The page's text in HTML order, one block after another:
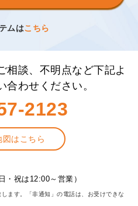
ムはこちら
相談、不明点など下記よ
合わせください。
2123
図はこちら
・祝は12:00～営業）
ます。「非通知」の電話は、お受けできな